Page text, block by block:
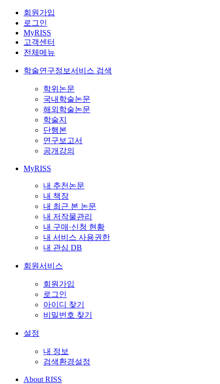
회원가입
로그인
MyRISS
고객센터
전체메뉴
학술연구정보서비스 검색
학위논문
국내학술논문
해외학술논문
학술지
단행본
연구보고서
공개강의
MyRISS
내 추천논문
내 책장
내 최근 본 논문
내 저작물관리
내 구매·신청 현황
내 서비스 사용권한
내 관심 DB
회원서비스
회원가입
로그인
아이디 찾기
비밀번호 찾기
설정
내 정보
검색환경설정
About RISS